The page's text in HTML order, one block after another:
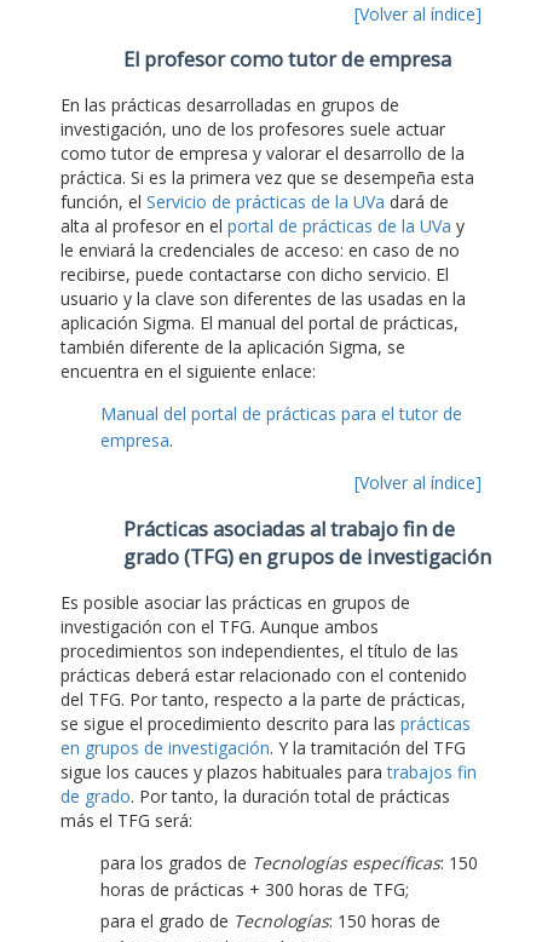
[Volver al índice]
El profesor como tutor de empresa
En las prácticas desarrolladas en grupos de
investigación, uno de los profesores suele actuar
como tutor de empresa y valorar el desarrollo de la
práctica. Si es la primera vez que se desempeña esta
función, el Servicio de prácticas de la UVa dará de
alta al profesor en el portal de prácticas de la UVa y
le enviará la credenciales de acceso: en caso de no
recibirse, puede contactarse con dicho servicio. El
usuario y la clave son diferentes de las usadas en la
aplicación Sigma. El manual del portal de prácticas,
también diferente de la aplicación Sigma, se
encuentra en el siguiente enlace:
Manual del portal de prácticas para el tutor de
empresa.
[Volver al índice]
Prácticas asociadas al trabajo fin de
grado (TFG) en grupos de investigación
Es posible asociar las prácticas en grupos de
investigación con el TFG. Aunque ambos
procedimientos son independientes, el título de las
prácticas deberá estar relacionado con el contenido
del TFG. Por tanto, respecto a la parte de prácticas,
se sigue el procedimiento descrito para las prácticas
en grupos de investigación. Y la tramitación del TFG
sigue los cauces y plazos habituales paratrabajos fin
de grado. Por tanto, la duración total de prácticas
más el TFG será:
para los grados de Tecnologías específicas: 150
horas de prácticas + 300 horas de TFG;
para el grado de Tecnologías: 150 horas de